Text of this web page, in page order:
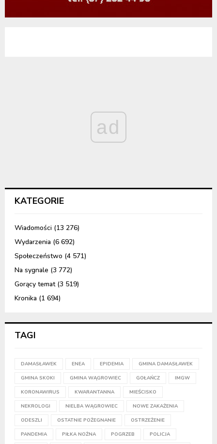
ad
KATEGORIE
Wiadomości (13 276)
Wydarzenia (6 692)
Społeczeństwo (4 571)
Na sygnale (3 772)
Gorący temat(3 519)
Kronika (1 694)
TAGI
DAMASŁAWEK ENEA EPIDEMIA GMINA DAMASŁAWEK
GMINA SKOKI GMINA WĄGROWIEC GOŁAŃCZ IMGW
KORONAWIRUS KWARANTANNA MIEŚCISKO
NEKROLOGI NIELBA WĄGROWIEC NOWE ZAKAŻENIA
ODESZLI OSTATNIE POŻEGNANIE OSTRZEŻENIE
PANDEMIA PIŁKA NOŻNA POGRZEB POLICJA